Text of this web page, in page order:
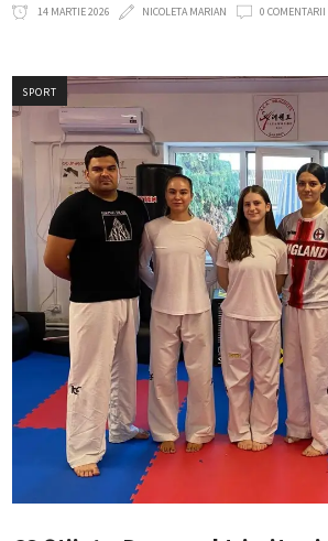
14 MARTIE 2026 NICOLETA MARIAN 0 COMENTARII
SPORT